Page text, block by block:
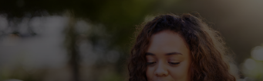
Para innovadores
Noticias y tendencias